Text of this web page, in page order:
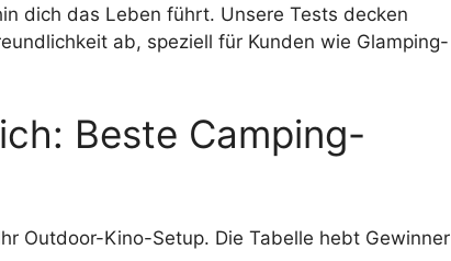
dich das Leben führt. Unsere Tests decken
ab, speziell für Kunden wie Glamping-
Beste Camping-
Outdoor-Kino-Setup. Die Tabelle hebt Gewinner